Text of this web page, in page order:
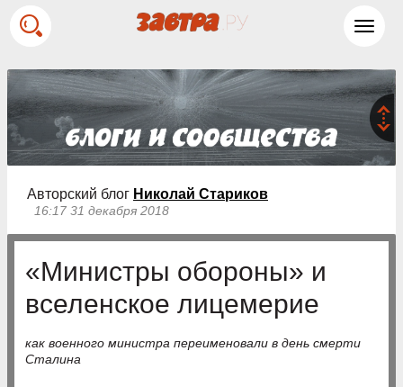
Авторский блог Николай Стариков
16:17 31 декабря 2018
«Министры обороны» и
вселенское лицемерие
как военного министра переименовали в день смерти
Сталина